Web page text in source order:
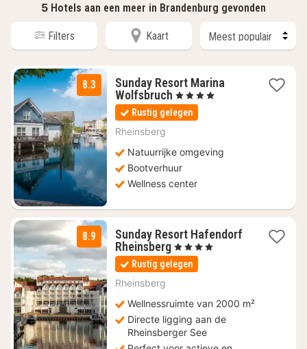
5 Hotels aan een meer in Brandenburg gevonden
Filters Kaart
8.3
Sunday Resort Marina
Wolfsbruch 2
nachten
vanaf
, 4 Sterren
Rustig gelegen
Rheinsberg
Natuurrijke omgeving
Bootverhuur
Wellness center
8.9
Sunday Resort Hafendorf
Rheinsberg2
nachten
vanaf
, 4 Sterren
Rustig gelegen
Rheinsberg
Wellnessruimte van 2000 m²
Directe ligging aan de
Rheinsberger See